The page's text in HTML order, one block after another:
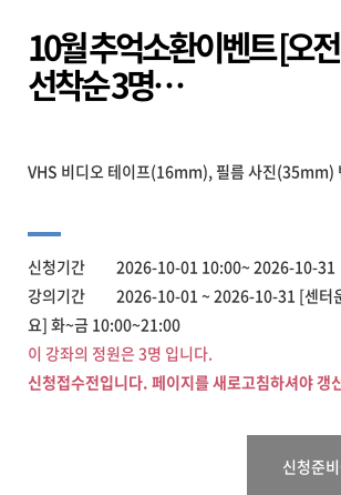
10월 추억소환이벤트 [오
선착순 3명…
VHS 비디오 테이프(16mm), 필름 사진(35mm)
신청기간 2026-10-01 10:00~ 2026-10-31
강의기간 2026-10-01 ~ 2026-10-31 [센터운
요] 화~금 10:00~21:00
이 강좌의 정원은 3명 입니다.
신청접수전입니다. 페이지를 새로고침하셔야 갱
신청준